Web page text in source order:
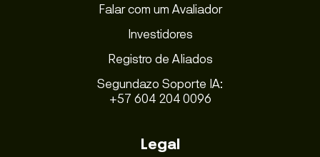
Falar com um Avaliador
Investidores
Registro de Aliados
Segundazo Soporte IA:
+57 604 204 0096
Legal